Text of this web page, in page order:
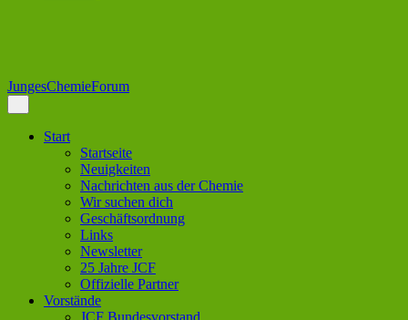
JungesChemieForum
Start
Startseite
Neuigkeiten
Nachrichten aus der Chemie
Wir suchen dich
Geschäftsordnung
Links
Newsletter
25 Jahre JCF
Offizielle Partner
Vorstände
JCF Bundesvorstand